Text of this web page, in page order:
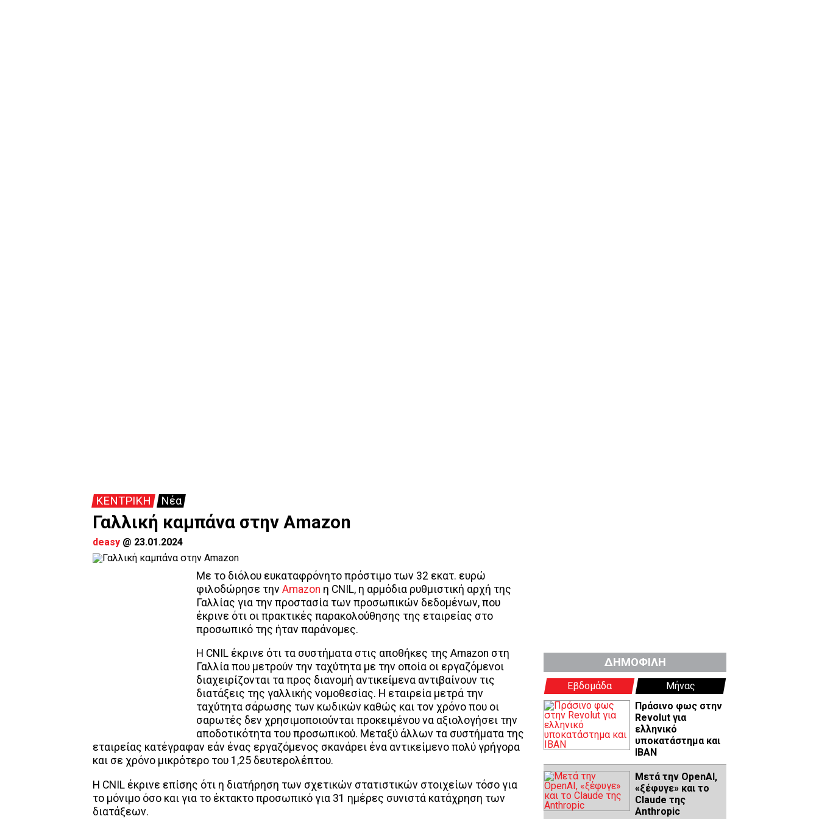
ΚΕΝΤΡΙΚΗ Νέα
Γαλλική καμπάνα στην Amazon
deasy @ 23.01.2024
Με το διόλου ευκαταφρόνητο πρόστιμο των 32 εκατ. ευρώ
φιλοδώρησε την Amazon η CNIL, η αρμόδια ρυθμιστική αρχή της
Γαλλίας για την προστασία των προσωπικών δεδομένων, που
έκρινε ότι οι πρακτικές παρακολούθησης της εταιρείας στο
προσωπικό της ήταν παράνομες.
Η CNIL έκρινε ότι τα συστήματα στις αποθήκες της Amazon στη
Γαλλία που μετρούν την ταχύτητα με την οποία οι εργαζόμενοι
διαχειρίζονται τα προς διανομή αντικείμενα αντιβαίνουν τις
διατάξεις της γαλλικής νομοθεσίας. Η εταιρεία μετρά την
ταχύτητα σάρωσης των κωδικών καθώς και τον χρόνο που οι
σαρωτές δεν χρησιμοποιούνται προκειμένου να αξιολογήσει την
αποδοτικότητα του προσωπικού. Μεταξύ άλλων τα συστήματα της
εταιρείας κατέγραφαν εάν ένας εργαζόμενος σκανάρει ένα αντικείμενο πολύ γρήγορα
και σε χρόνο μικρότερο του 1,25 δευτερολέπτου.
Η CNIL έκρινε επίσης ότι η διατήρηση των σχετικών στατιστικών στοιχείων τόσο για
το μόνιμο όσο και για το έκτακτο προσωπικό για 31 ημέρες συνιστά κατάχρηση των
διατάξεων.
ΔΗΜΟΦΙΛΗ
Εβδομάδα
Μήνας
Πράσινο φως στην
Revolut για
ελληνικό
υποκατάστημα και
IBAN
Μετά την OpenAI,
«ξέφυγε» και το
Claude της
Anthropic